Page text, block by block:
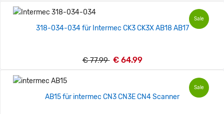
Sale
318-034-034 für Intermec CK3 CK3X AB18 AB17
€ 77.99 € 64.99
Sale
AB15 für intermec CN3 CN3E CN4 Scanner